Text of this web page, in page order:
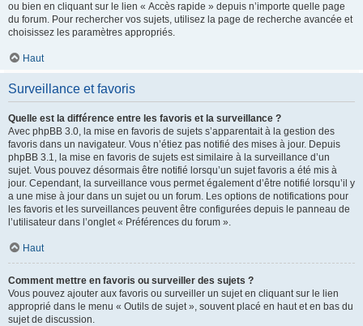
ou bien en cliquant sur le lien « Accès rapide » depuis n’importe quelle page
du forum. Pour rechercher vos sujets, utilisez la page de recherche avancée et
choisissez les paramètres appropriés.
Haut
Surveillance et favoris
Quelle est la différence entre les favoris et la surveillance ?
Avec phpBB 3.0, la mise en favoris de sujets s’apparentait à la gestion des
favoris dans un navigateur. Vous n’étiez pas notifié des mises à jour. Depuis
phpBB 3.1, la mise en favoris de sujets est similaire à la surveillance d’un
sujet. Vous pouvez désormais être notifié lorsqu’un sujet favoris a été mis à
jour. Cependant, la surveillance vous permet également d’être notifié lorsqu’il y
a une mise à jour dans un sujet ou un forum. Les options de notifications pour
les favoris et les surveillances peuvent être configurées depuis le panneau de
l’utilisateur dans l’onglet « Préférences du forum ».
Haut
Comment mettre en favoris ou surveiller des sujets ?
Vous pouvez ajouter aux favoris ou surveiller un sujet en cliquant sur le lien
approprié dans le menu « Outils de sujet », souvent placé en haut et en bas du
sujet de discussion.